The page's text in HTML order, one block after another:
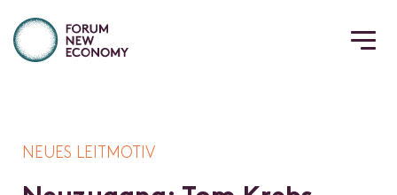
NEUES LEITMOTIV